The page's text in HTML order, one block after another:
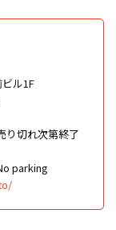
ル1F
り切れ次第終了
parking